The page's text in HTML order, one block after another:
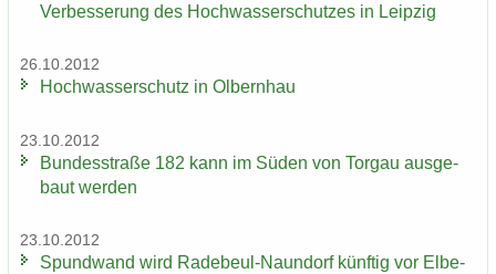
Ver­bes­se­rung des Hoch­was­ser­schut­zes in Leip­zig
26.10.2012
Hoch­was­ser­schutz in Ol­bern­hau
23.10.2012
Bun­des­stra­ße 182 kann im Süden von Tor­gau aus­ge­
baut wer­den
23.10.2012
Spund­wand wird Radebeul-​Naundorf künf­tig vor El­be­